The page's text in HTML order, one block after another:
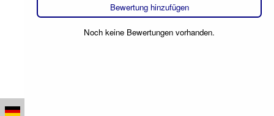
Bewertung hinzufügen
Noch keine Bewertungen vorhanden.